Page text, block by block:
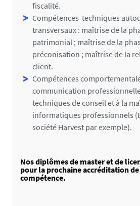
fiscalité.
Compétences techniques
transversaux : maîtrise de la
patrimonial ; maîtrise de la
préconisation ; maîtrise de la
client.
Compétences
communication
techniques de conseil et à la
informatiques professionnels
société Harvest par exemple).
Nos diplômes de master et de
pour la prochaine accréditation
compétence.